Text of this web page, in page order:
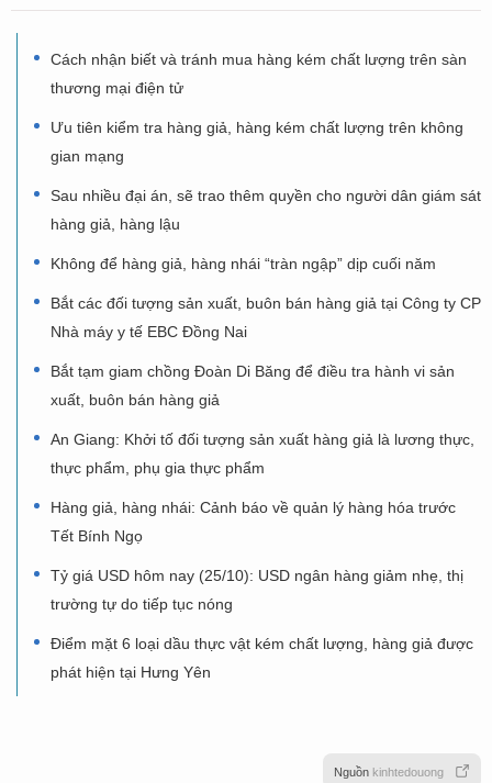
Cách nhận biết và tránh mua hàng kém chất lượng trên sàn
thương mại điện tử
Ưu tiên kiểm tra hàng giả, hàng kém chất lượng trên không
gian mạng
Sau nhiều đại án, sẽ trao thêm quyền cho người dân giám sát
hàng giả, hàng lậu
Không để hàng giả, hàng nhái “tràn ngập” dịp cuối năm
Bắt các đối tượng sản xuất, buôn bán hàng giả tại Công ty CP
Nhà máy y tế EBC Đồng Nai
Bắt tạm giam chồng Đoàn Di Băng để điều tra hành vi sản
xuất, buôn bán hàng giả
An Giang: Khởi tố đối tượng sản xuất hàng giả là lương thực,
thực phẩm, phụ gia thực phẩm
Hàng giả, hàng nhái: Cảnh báo về quản lý hàng hóa trước
Tết Bính Ngọ
Tỷ giá USD hôm nay (25/10): USD ngân hàng giảm nhẹ, thị
trường tự do tiếp tục nóng
Điểm mặt 6 loại dầu thực vật kém chất lượng, hàng giả được
phát hiện tại Hưng Yên
Nguồn kinhtedouong